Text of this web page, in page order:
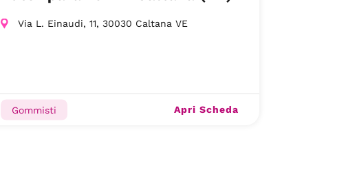
Via L. Einaudi, 11, 30030 Caltana VE
Gommisti Apri Scheda